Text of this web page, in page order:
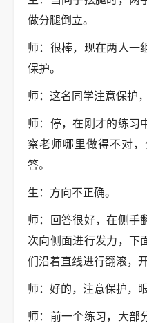
做分腿倒立。
师：很棒，现在两人一
保护。
师：这名同学注意保护
师：停，在刚才的练习
察老师哪里做得不对
答。
生：方向不正确。
师：回答很好，在侧手
次向侧面进行发力，下
们沿着直线进行翻滚，开
师：好的，注意保护，
师：前一个练习，大部